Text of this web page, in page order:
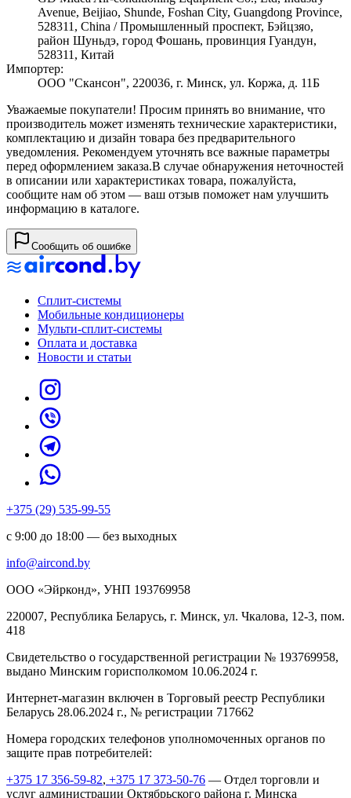
Avenue, Beijiao, Shunde, Foshan City, Guangdong Province,
528311, China / Промышленный проспект, Бэйцзяо,
район Шуньдэ, город Фошань, провинция Гуандун,
528311, Китай
Импортер:
ООО "Скансон", 220036, г. Минск, ул. Коржа, д. 11Б
Уважаемые покупатели! Просим принять во внимание, что
производитель может изменять технические характеристики,
комплектацию и дизайн товара без предварительного
уведомления. Рекомендуем уточнять все важные параметры
перед оформлением заказа.В случае обнаружения неточностей
в описании или характеристиках товара, пожалуйста,
сообщите нам об этом — ваш отзыв поможет нам улучшить
информацию в каталоге.
Сообщить об ошибке
Сплит-системы
Мобильные кондиционеры
Мульти-сплит-системы
Оплата и доставка
Новости и статьи
+375 (29) 535-99-55
с 9:00 до 18:00 — без выходных
info@aircond.by
ООО «Эйрконд», УНП 193769958
220007, Республика Беларусь, г. Минск, ул. Чкалова, 12-3, пом.
418
Cвидетельство о государственной регистрации № 193769958,
выдано Минским горисполкомом 10.06.2024 г.
Интернет-магазин включен в Торговый реестр Республики
Беларусь 28.06.2024 г., № регистрации 717662
Номера городских телефонов уполномоченных органов по
защите прав потребителей:
+375 17 356-59-82, +375 17 373-50-76 — Отдел торговли и
услуг администрации Октябрьского района г. Минска